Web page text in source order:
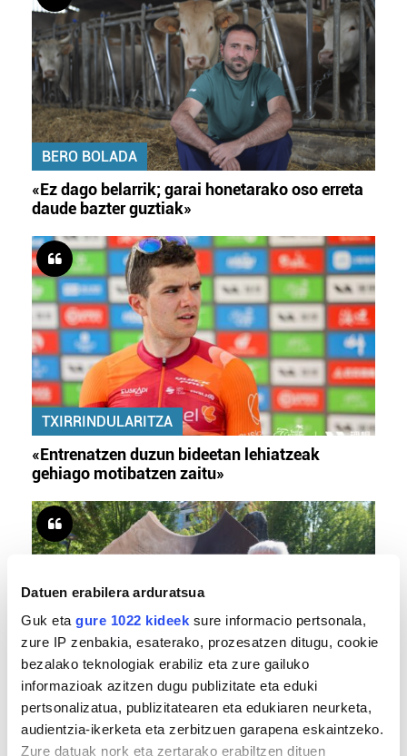
Datuen erabilera arduratsua
Guk eta gure 1022 kideek sure informacio pertsonala,
zure IP zenbakia, esaterako, prozesatzen ditugu, cookie
bezalako teknologiak erabiliz eta zure gailuko
informazioak azitzen dugu publizitate eta eduki
pertsonalizatua, publizitatearen eta edukiaren neurketa,
audientzia-ikerketa eta zerbitzuen garapena eskaintzeko.
Zure datuak nork eta zertarako erabiltzen dituen
BERO BOLADA
«Ez dago belarrik; garai honetarako oso erreta
daude bazter guztiak»
TXIRRINDULARITZA
«Entrenatzen duzun bideetan lehiatzeak
gehiago motibatzen zaitu»
MEMORIA HISTORIKOA
«Gai tabua izan da etxe gehienetan, jendeak
azkeneko momentuan hitz egin du»